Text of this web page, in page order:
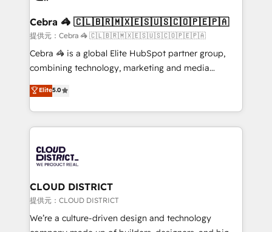
CS: 245% organic growth & +751% new visitors for a
full-funnel HubSpot project ✨ CS: 415% conversion
boost with a new HubSpot site Recognized leaders:
🏆 HubSpot Platform Migration Impact Award 🏆
Inbound Campaign of the Year 🏆 Gold AVA Digital
Award for Best Website 🌟 Accreditations: CRM
Cebra 🦓 🇨🇱🇧🇷🇲🇽🇪🇸🇺🇸🇨🇴🇵🇪🇵🇦
提供元：Cebra 🦓 🇨🇱🇧🇷🇲🇽🇪🇸🇺🇸🇨🇴🇵🇪🇵🇦
Cebra 🦓 is a global Elite HubSpot partner group,
combining technology, marketing and media
expertise across Latin America and Southern
Europe, with teams across 7 countries. Born in Chile,
we combine local insight with international reach to
help businesses grow through technology, creativity,
500+ HubSpot implementations, building end-to-
end solutions that integrate CRM, AI automation,
inbound and loop marketing, content, and digital
creativity. Our multicultural team works in Spanish,
Portuguese, and English to design scalable strategies
that drive measurable growth. 🌎 Highlights: • 10+
Elite5.0
CLOUD DISTRICT
提供元：CLOUD DISTRICT
We’re a culture-driven design and technology